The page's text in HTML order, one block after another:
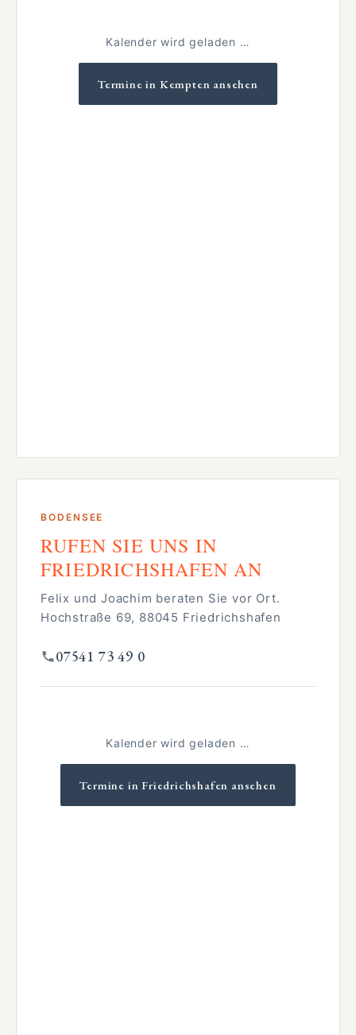
Kalender wird geladen …
Termine in Kempten ansehen
BODENSEE
RUFEN SIE UNS IN
FRIEDRICHSHAFEN AN
Felix und Joachim beraten Sie vor Ort.
Hochstraße 69, 88045 Friedrichshafen
07541 73 49 0
Kalender wird geladen …
Termine in Friedrichshafen ansehen